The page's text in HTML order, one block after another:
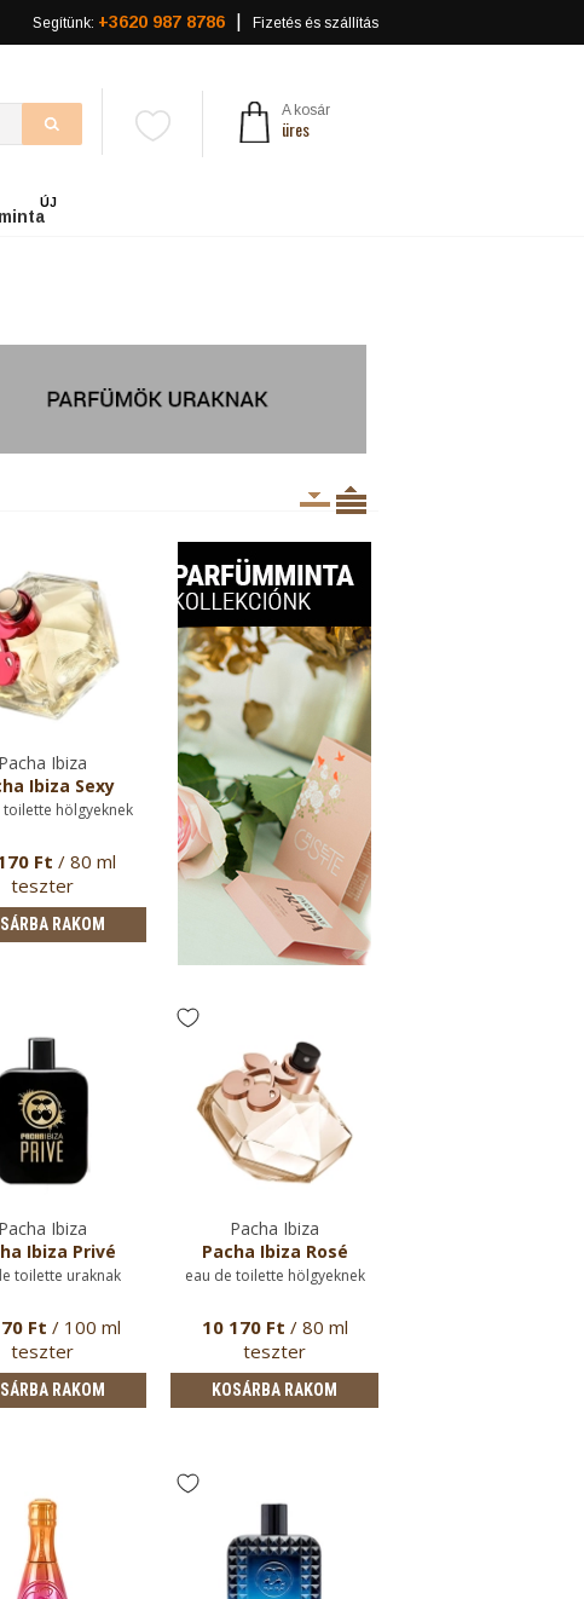
Segítünk: +3620 987 8786 Fizetés és szállítás
A kosár
üres
ÚJ
Pacha Ibiza
Ibiza Sexy
toilette hölgyeknek
Ft / 80 ml
teszter
RAKOM
Pacha Ibiza
Ibiza Privé
toilette uraknak
Ft / 100 ml
teszter
RAKOM
Pacha Ibiza
Pacha Ibiza Rosé
eau de toilette hölgyeknek
10 170 Ft / 80 ml
teszter
KOSÁRBA RAKOM